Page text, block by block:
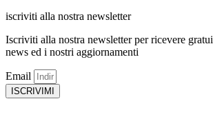
iscriviti alla nostra newsletter
Iscriviti alla nostra newsletter per ricevere
news ed i nostri aggiornamenti
Email
ISCRIVIMI